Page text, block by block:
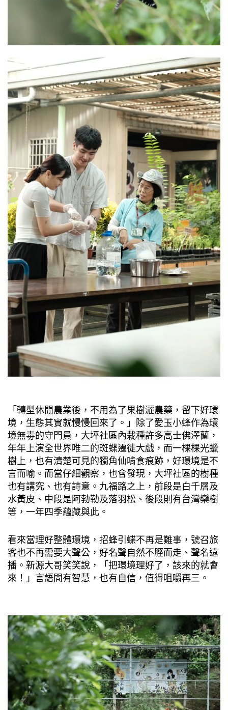
「轉型休閒農業後，不用為了果樹灑農藥，留下好環
境，生態其實就慢慢回來了。」除了愛玉小蜂作為環
境無毒的守門員，大坪社區內栽種許多高士佛澤蘭，
年年上演全世界唯二的斑蝶遷徙大戲，而一棵棵光蠟
樹上，也有清楚可見的獨角仙啃食痕跡，好環境是不
言而喻。而當仔細觀察，也會發現，大坪社區的樹種
也有講究、也有詩意。九福路之上，前段是白千層及
水黃皮、中段是阿勃勒及落羽松、後段則有台灣欒樹
等，一年四季蘊藏與此。
看來當理好整體環境，招蜂引蝶不再是難事，號召旅
客也不再需要大聲公，好名聲自然不脛而走、聲名遠
播。新源大哥笑笑說，「把環境理好了，該來的就會
來！」言語間有智慧，也有自信，值得咀嚼再三。